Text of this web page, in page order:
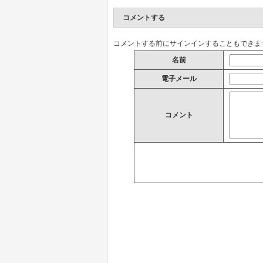
コメントする
コメントする前にサインインすることもできま
名前
電子メール
コメント